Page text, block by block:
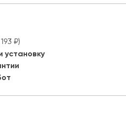
193 ₽)
установку